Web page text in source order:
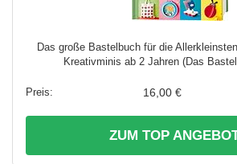
Das große Bastelbuch für die
Kreativminis ab 2 Jahren (Das
16,00 €
ZUM TOP